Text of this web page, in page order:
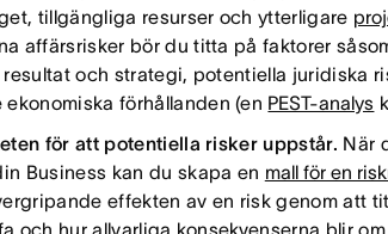
tillgängliga resurser och ytterligare
affärsrisker bör du titta på faktorer
och strategi, potentiella juridiska
förhållanden (en PEST-analys
för att potentiella risker uppstår. När
Business kan du skapa en mall för en
effekten av en risk genom att
och hur allvarliga konsekvenserna blir